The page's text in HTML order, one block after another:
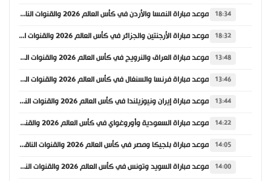
18:34 موعد مباراة النمسا والأردن في كأس العالم 2026 والقنوات الناقلة
18:32 موعد مباراة الأرجنتين والجزائر في كأس العالم 2026 والقنوات الناقلة
13:48 موعد مباراة العراق والنرويج في كأس العالم 2026 والقنوات الناقلة
13:46 موعد مباراة فرنسا والسنغال في كأس العالم 2026 والقنوات الناقلة
13:44 موعد مباراة إيران ونيوزيلندا في كأس العالم 2026 والقنوات الناقلة
14:22 موعد مباراة السعودية وأوروغواي في كأس العالم 2026 والقنوات الناقلة
14:05 موعد مباراة بلجيكا ومصر في كأس العالم 2026 والقنوات الناقلة
14:00 موعد مباراة السويد وتونس في كأس العالم 2026 والقنوات الناقلة